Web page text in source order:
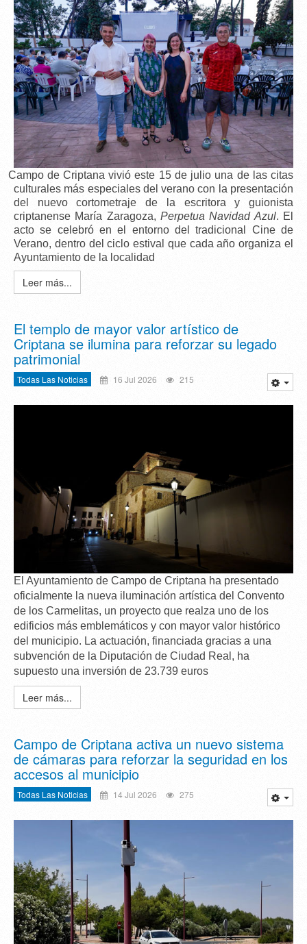
de Criptana vivió este 15 de julio una de las citas
culturales más especiales del verano con la presentación
del nuevo cortometraje de la escritora y guionista
criptanense María Zaragoza,Perpetua Navidad Azul. El
acto se celebró en el entorno del tradicional Cine de
Verano, dentro del ciclo estival que cada año organiza el
Ayuntamiento de la localidad
Leer más...
El templo de mayor valor artístico de
Criptana se ilumina para reforzar su legado
patrimonial
Todas Las Noticias 16 Jul 2026 215
El Ayuntamiento de Campo de Criptana ha presentado
oficialmente la nueva iluminación artística del Convento
de los Carmelitas, un proyecto que realza uno de los
edificios más emblemáticos y con mayor valor histórico
del municipio. La actuación, financiada gracias a una
subvención de la Diputación de Ciudad Real, ha
supuesto una inversión de 23.739 euros
Leer más...
Campo de Criptana activa un nuevo sistema
de cámaras para reforzar la seguridad en los
accesos al municipio
Todas Las Noticias 14 Jul 2026 275